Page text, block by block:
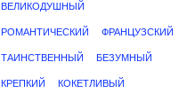
ВЕЛИКОДУШНЫЙ
РОМАНТИЧЕСКИЙ ФРАНЦУЗСКИЙ
ТАИНСТВЕННЫЙ БЕЗУМНЫЙ
КРЕПКИЙ КОКЕТЛИВЫЙ